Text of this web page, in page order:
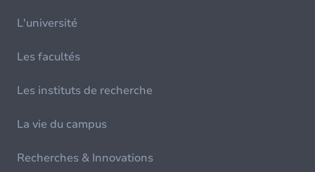
L'université
Les facultés
Les instituts de recherche
La vie du campus
Recherches & Innovations